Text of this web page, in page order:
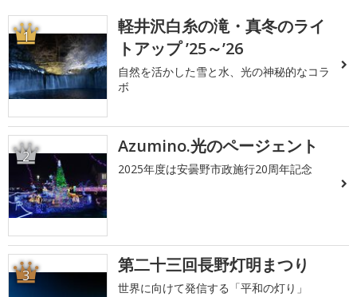
1
軽井沢白糸の滝・真冬のライ
トアップ ’25～’26
自然を活かした雪と水、光の神秘的なコラ
ボ
2 Azumino.光のページェント
2025年度は安曇野市政施行20周年記念
3 第二十三回長野灯明まつり
世界に向けて発信する「平和の灯り」